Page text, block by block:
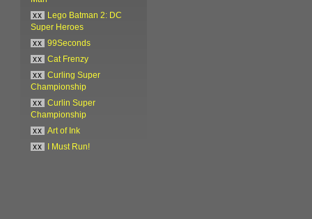
xx
Lego Batman 2: DC
Super Heroes
xx
99Seconds
xx
Cat Frenzy
xx
Curling Super
Championship
xx
Curlin Super
Championship
xx
Art of Ink
xx
I Must Run!